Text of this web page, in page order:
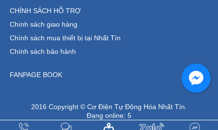
CHÍNH SÁCH HỖ TRỢ
Chính sách giao hàng
Chính sách mua thiết bị tại Nhất Tín
Chính sách bảo hành
FANPAGE BOOK
2016 Copyright © Cơ Điện Tự Động Hóa Nhất Tín.
Đang online: 5
Tổng truy cập:
1291655